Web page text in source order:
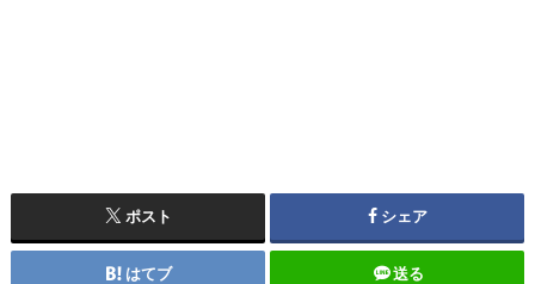
ポスト シェア
はてブ 送る